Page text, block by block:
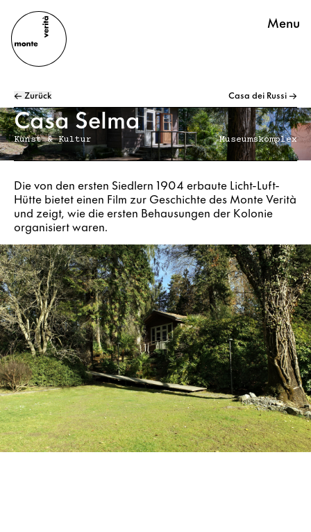
Menu
← Zurück Casa dei Russi →
Casa Selma
Kunst & Kultur Museumskomplex
Die von den ersten Siedlern 1904 erbaute Licht-Luft-
Hütte bietet einen Film zur Geschichte des Monte Verità
und zeigt, wie die ersten Behausungen der Kolonie
organisiert waren.